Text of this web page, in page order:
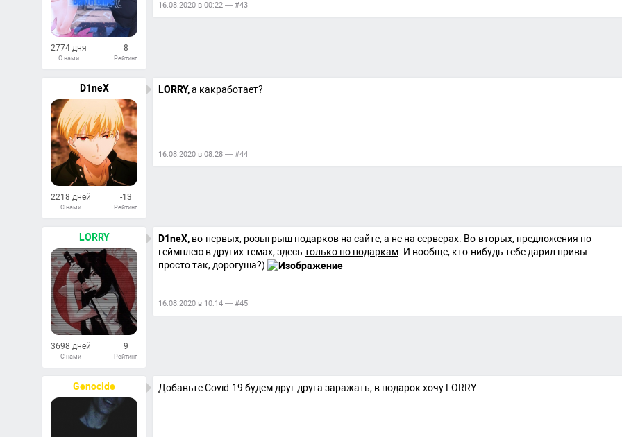
2774 дня
С нами
8
Рейтинг
18
16.08.2020 в 00:22 — #43
D1neX
2218 дней
С нами
-13
Рейтинг
27
LORRY,а какработает?
16.08.2020 в 08:28 — #44
LORRY
3698 дней
С нами
9
Рейтинг
152
D1neX, во-первых, розыгрыш подарков на сайте, а не на серверах. Во-вторых, предложения по
геймплею в других темах, здесь только по подаркам . И вообще, кто-нибудь тебе дарил привы
просто так, дорогуша?)
16.08.2020 в 10:14 — #45
Genocide Добавьте Covid-19 будем друг друга заражать, в подарок хочу LORRY